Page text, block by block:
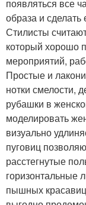
появляться все
образа и
Стилисты
который хорошо
мероприятий,
Простые и
нотки смелости,
рубашки в
моделировать
визуально
пуговиц
расстегнутые
горизонтальные
пышных